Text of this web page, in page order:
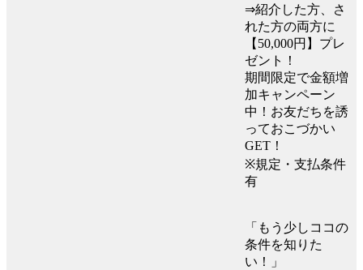
⇒紹介した方、さ
れた方の両方に
【50,000円】プレ
ゼント！
期間限定で金額増
加キャンペーン
中！お友だちを誘
っておこづかい
GET！
※規定・支払条件
有
「もう少しココの
条件を知りた
い！」